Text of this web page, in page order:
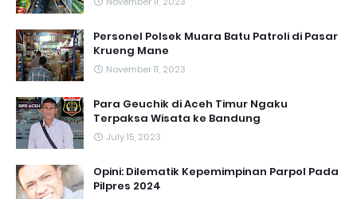
Personel Polsek Muara Batu Patroli di Pasar
Krueng Mane
November 11, 2023
Para Geuchik di Aceh Timur Ngaku
Terpaksa Wisata ke Bandung
July 15, 2023
Opini: Dilematik Kepemimpinan Parpol Pada
Pilpres 2024